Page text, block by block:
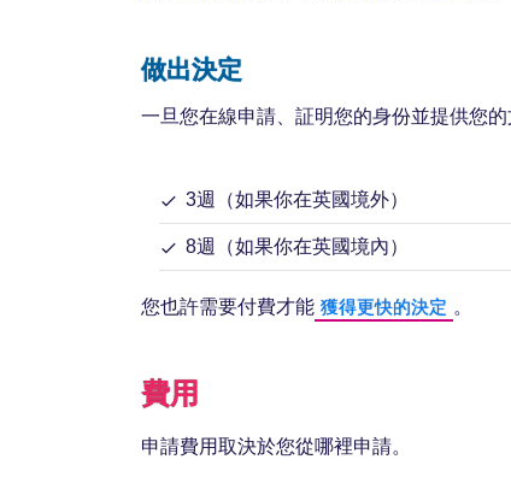
做出決定
一旦您在線申請、証明您的身份並提供您
3週（如果你在英國境外）
8週（如果你在英國境內）
您也許需要付費才能 獲得更快的決定 。
費用
申請費用取決於您從哪裡申請。